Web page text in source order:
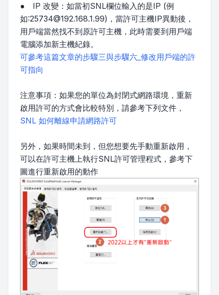
● IP 改變：如當初SNL欄位輸入的是IP (例
如:25734@192.168.1.99)，當許可主機IP異動後，
用戶端當然找不到原許可主機，此時需要到用戶端
電腦添加新主機紀錄。
可參考這篇文章的步驟三與步驟六_修改用戶端的許
可指向
注意事項：如果您的單位為封閉式網路環境，重新
啟用許可的方式會比較特別，請參考下列文件，
SNL 如何離線申請網路許可
另外，如果時間未到，但您想要先手動重新啟用，
可以在許可主機上執行SNL許可管理程式，參考下
圖進行重新啟用的動作